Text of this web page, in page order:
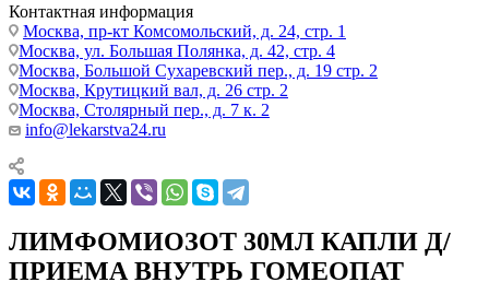
Контактная информация
Москва, пр-кт Комсомольский, д. 24, стр. 1
Москва, ул. Большая Полянка, д. 42, стр. 4
Москва, Большой Сухаревский пер., д. 19 стр. 2
Москва, Крутицкий вал, д. 26 стр. 2
Москва, Столярный пер., д. 7 к. 2
info@lekarstva24.ru
ЛИМФОМИОЗОТ 30МЛ КАПЛИ Д/
ПРИЕМА ВНУТРЬ ГОМЕОПАТ